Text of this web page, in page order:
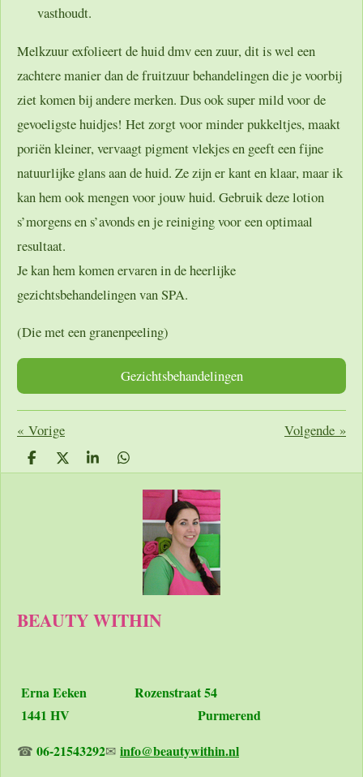
vasthoudt.
Melkzuur exfolieert de huid dmv een zuur, dit is wel een
zachtere manier dan de fruitzuur behandelingen die je voorbij
ziet komen bij andere merken. Dus ook super mild voor de
gevoeligste huidjes! Het zorgt voor minder pukkeltjes, maakt
poriën kleiner, vervaagt pigment vlekjes en geeft een fijne
natuurlijke glans aan de huid. Ze zijn er kant en klaar, maar ik
kan hem ook mengen voor jouw huid. Gebruik deze lotion
s’morgens en s’avonds en je reiniging voor een optimaal
resultaat.
Je kan hem komen ervaren in de heerlijke
gezichtsbehandelingen van SPA.
(Die met een granenpeeling)
Gezichtsbehandelingen
« Vorige Volgende »
D
e
D
e
S
h
D
e
BEAUTY WITHIN
Erna Eeken Rozenstraat 54
1441 HV Purmerend
☎ 06-21543292✉ info@beautywithin.nl